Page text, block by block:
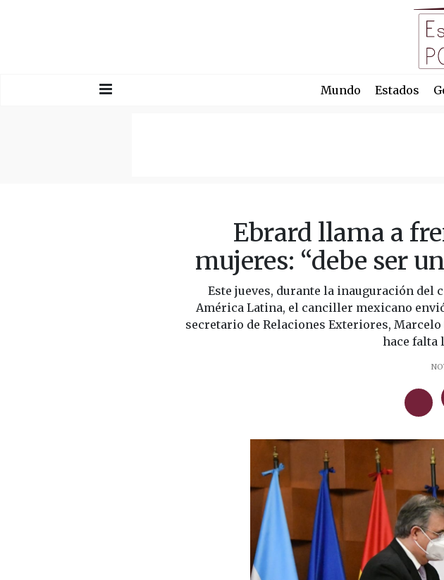
Mundo Estados
Ebrard llama a
mujeres: “debe ser
Este jueves, durante la inauguración del
América Latina, el canciller mexicano
secretario de Relaciones Exteriores,
hace falta